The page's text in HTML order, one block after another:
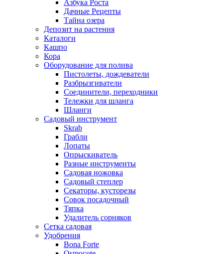
Азбука Роста
Дачные Рецепты
Тайна озера
Депозит на растения
Каталоги
Кашпо
Кора
Оборудование для полива
Пистолеты, дождеватели
Разбрызгиватели
Соединители, переходники
Тележки для шланга
Шланги
Садовый инструмент
Skrab
Грабли
Лопаты
Опрыскиватель
Разные инструменты
Садовая ножовка
Садовый степлер
Секаторы, кусторезы
Совок посадочный
Тяпка
Удалитель сорняков
Сетка садовая
Удобрения
Bona Forte